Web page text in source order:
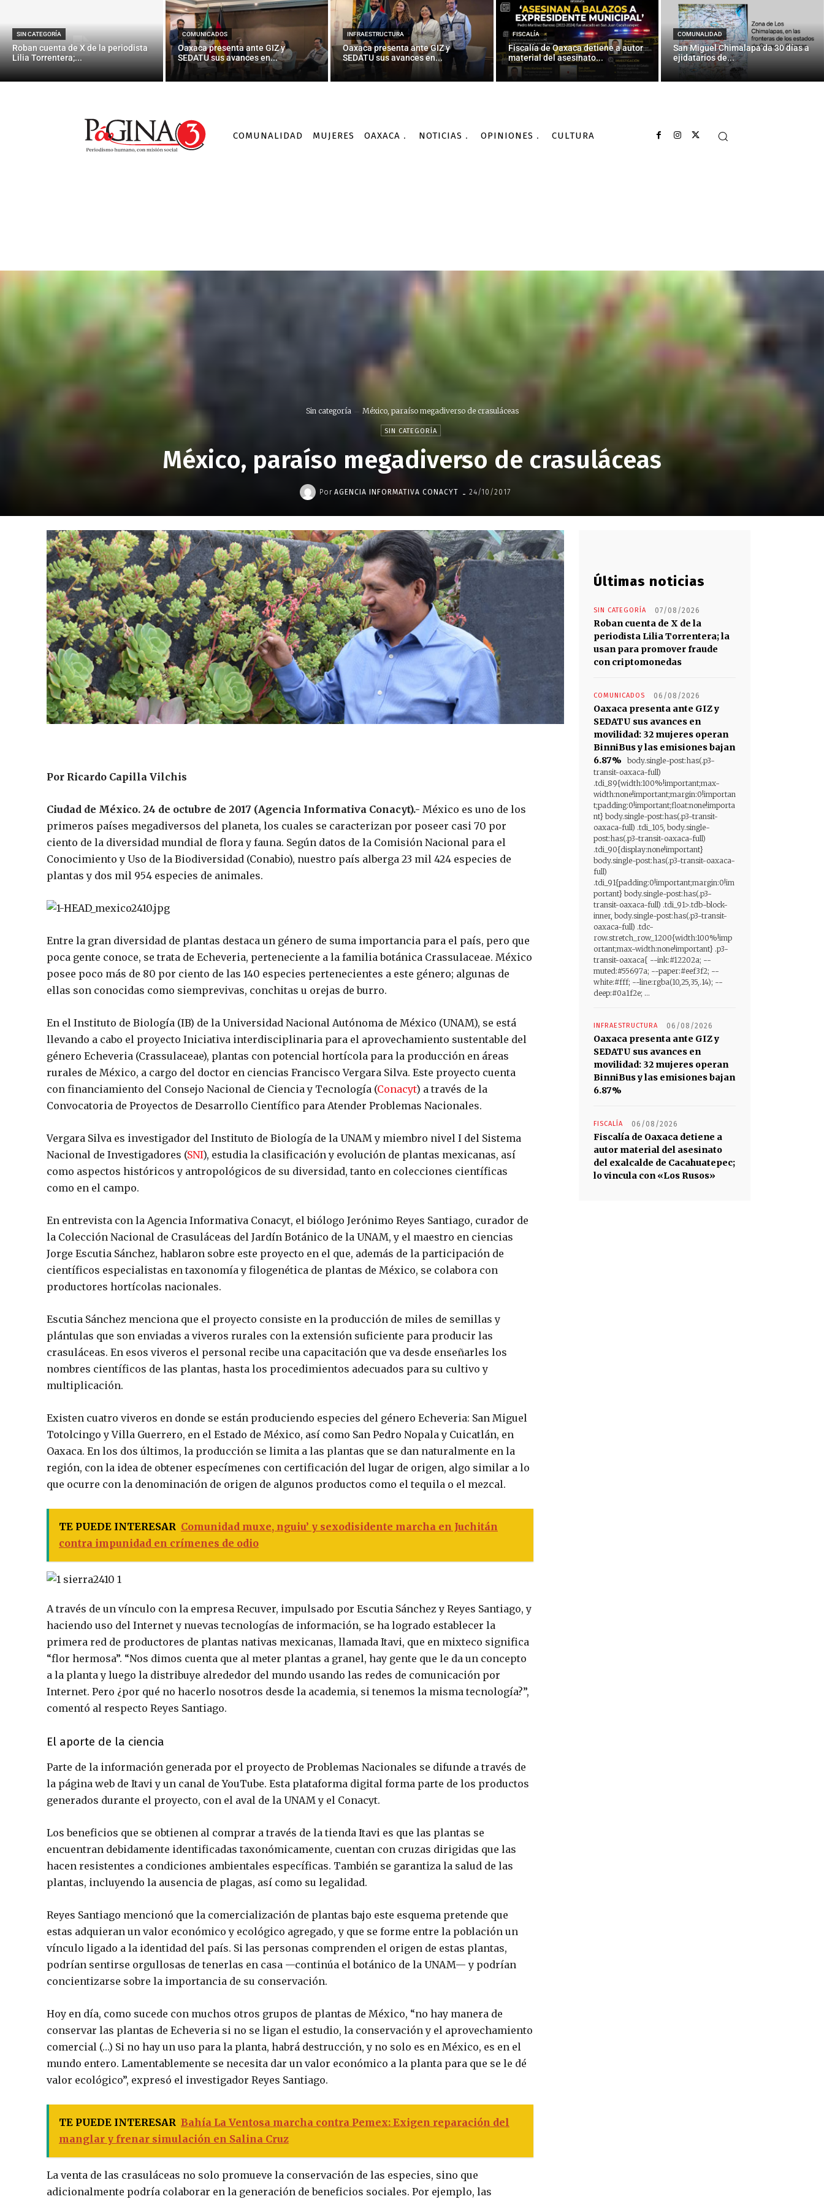
SIN CATEGORÍA
Roban cuenta de X de la periodista
Lilia Torrentera;...
COMUNICADOS
Oaxaca presenta ante GIZ y
SEDATU sus avances en...
INFRAESTRUCTURA
Oaxaca presenta ante GIZ y
SEDATU sus avances en...
FISCALÍA
Fiscalía de Oaxaca detiene a autor
material del asesinato...
COMUNALIDAD
San Miguel Chimalapa da 30 días a
ejidatarios de...
COMUNALIDAD MUJERES OAXACA NOTICIAS OPINIONES CULTURA
Sin categoría México, paraíso megadiverso de crasuláceas
SIN CATEGORÍA
México, paraíso megadiverso de crasuláceas
Por AGENCIA INFORMATIVA CONACYT - 24/10/2017
Por Ricardo Capilla Vilchis
Ciudad de México. 24 de octubre de 2017 (Agencia Informativa Conacyt).- México es uno de los
primeros países megadiversos del planeta, los cuales se caracterizan por poseer casi 70 por
ciento de la diversidad mundial de flora y fauna. Según datos de la Comisión Nacional para el
Conocimiento y Uso de la Biodiversidad (Conabio), nuestro país alberga 23 mil 424 especies de
plantas y dos mil 954 especies de animales.
Entre la gran diversidad de plantas destaca un género de suma importancia para el país, pero que
poca gente conoce, se trata de Echeveria, perteneciente a la familia botánica Crassulaceae. México
posee poco más de 80 por ciento de las 140 especies pertenecientes a este género; algunas de
ellas son conocidas como siemprevivas, conchitas u orejas de burro.
En el Instituto de Biología (IB) de la Universidad Nacional Autónoma de México (UNAM), se está
llevando a cabo el proyecto Iniciativa interdisciplinaria para el aprovechamiento sustentable del
género Echeveria (Crassulaceae), plantas con potencial hortícola para la producción en áreas
rurales de México, a cargo del doctor en ciencias Francisco Vergara Silva. Este proyecto cuenta
con financiamiento del Consejo Nacional de Ciencia y Tecnología (Conacyt) a través de la
Convocatoria de Proyectos de Desarrollo Científico para Atender Problemas Nacionales.
Vergara Silva es investigador del Instituto de Biología de la UNAM y miembro nivel I del Sistema
Nacional de Investigadores (SNI), estudia la clasificación y evolución de plantas mexicanas, así
como aspectos históricos y antropológicos de su diversidad, tanto en colecciones científicas
como en el campo.
En entrevista con la Agencia Informativa Conacyt, el biólogo Jerónimo Reyes Santiago, curador de
la Colección Nacional de Crasuláceas del Jardín Botánico de la UNAM, y el maestro en ciencias
Jorge Escutia Sánchez, hablaron sobre este proyecto en el que, además de la participación de
científicos especialistas en taxonomía y filogenética de plantas de México, se colabora con
productores hortícolas nacionales.
Escutia Sánchez menciona que el proyecto consiste en la producción de miles de semillas y
plántulas que son enviadas a viveros rurales con la extensión suficiente para producir las
crasuláceas. En esos viveros el personal recibe una capacitación que va desde enseñarles los
nombres científicos de las plantas, hasta los procedimientos adecuados para su cultivo y
multiplicación.
Existen cuatro viveros en donde se están produciendo especies del género Echeveria: San Miguel
Totolcingo y Villa Guerrero, en el Estado de México, así como San Pedro Nopala y Cuicatlán, en
Oaxaca. En los dos últimos, la producción se limita a las plantas que se dan naturalmente en la
región, con la idea de obtener especímenes con certificación del lugar de origen, algo similar a lo
que ocurre con la denominación de origen de algunos productos como el tequila o el mezcal.
TE PUEDE INTERESAR Comunidad muxe, nguiu’ y sexodisidente marcha en Juchitán
contra impunidad en crímenes de odio
A través de un vínculo con la empresa Recuver, impulsado por Escutia Sánchez y Reyes Santiago, y
haciendo uso del Internet y nuevas tecnologías de información, se ha logrado establecer la
primera red de productores de plantas nativas mexicanas, llamada Itavi, que en mixteco significa
“flor hermosa”. “Nos dimos cuenta que al meter plantas a granel, hay gente que le da un concepto
a la planta y luego la distribuye alrededor del mundo usando las redes de comunicación por
Internet. Pero ¿por qué no hacerlo nosotros desde la academia, si tenemos la misma tecnología?”,
comentó al respecto Reyes Santiago.
El aporte de la ciencia
Parte de la información generada por el proyecto de Problemas Nacionales se difunde a través de
la página web de Itavi y un canal de YouTube. Esta plataforma digital forma parte de los productos
generados durante el proyecto, con el aval de la UNAM y el Conacyt.
Los beneficios que se obtienen al comprar a través de la tienda Itavi es que las plantas se
encuentran debidamente identificadas taxonómicamente, cuentan con cruzas dirigidas que las
hacen resistentes a condiciones ambientales específicas. También se garantiza la salud de las
plantas, incluyendo la ausencia de plagas, así como su legalidad.
Reyes Santiago mencionó que la comercialización de plantas bajo este esquema pretende que
estas adquieran un valor económico y ecológico agregado, y que se forme entre la población un
vínculo ligado a la identidad del país. Si las personas comprenden el origen de estas plantas,
podrían sentirse orgullosas de tenerlas en casa —continúa el botánico de la UNAM— y podrían
concientizarse sobre la importancia de su conservación.
Hoy en día, como sucede con muchos otros grupos de plantas de México, “no hay manera de
conservar las plantas de Echeveria si no se ligan el estudio, la conservación y el aprovechamiento
comercial (…) Si no hay un uso para la planta, habrá destrucción, y no solo es en México, es en el
mundo entero. Lamentablemente se necesita dar un valor económico a la planta para que se le dé
valor ecológico”, expresó el investigador Reyes Santiago.
TE PUEDE INTERESAR Bahía La Ventosa marcha contra Pemex: Exigen reparación del
manglar y frenar simulación en Salina Cruz
La venta de las crasuláceas no solo promueve la conservación de las especies, sino que
adicionalmente podría colaborar en la generación de beneficios sociales. Por ejemplo, las
Últimas noticias
SIN CATEGORÍA 07/08/2026
Roban cuenta de X de la
periodista Lilia Torrentera; la
usan para promover fraude
con criptomonedas
COMUNICADOS 06/08/2026
Oaxaca presenta ante GIZ y
SEDATU sus avances en
movilidad: 32 mujeres operan
BinniBus y las emisiones bajan
6.87%
body.single-post:has(.p3-
transit-oaxaca-full)
.tdi_89{width:100%!important;max-
width:none!important;margin:0!importan
t;padding:0!important;float:none!importa
nt} body.single-post:has(.p3-transit-
oaxaca-full) .tdi_105, body.single-
post:has(.p3-transit-oaxaca-full)
.tdi_90{display:none!important}
body.single-post:has(.p3-transit-oaxaca-
full)
.tdi_91{padding:0!important;margin:0!im
portant} body.single-post:has(.p3-
transit-oaxaca-full) .tdi_91>.tdb-block-
inner, body.single-post:has(.p3-transit-
oaxaca-full) .tdc-
row.stretch_row_1200{width:100%!imp
ortant;max-width:none!important} .p3-
transit-oaxaca{ --ink:#12202a; --
muted:#55697a; --paper:#eef3f2; --
white:#fff; --line:rgba(10,25,35,.14); --
deep:#0a1f2e; ...
INFRAESTRUCTURA 06/08/2026
Oaxaca presenta ante GIZ y
SEDATU sus avances en
movilidad: 32 mujeres operan
BinniBus y las emisiones bajan
6.87%
FISCALÍA 06/08/2026
Fiscalía de Oaxaca detiene a
autor material del asesinato
del exalcalde de Cacahuatepec;
lo vincula con «Los Rusos»